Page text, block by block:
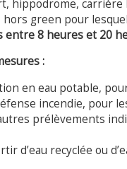
hippodrome,
hors green pour
entre 8 heures et 20
:
en eau potable,
incendie, pour
prélèvements
d’eau recyclée ou